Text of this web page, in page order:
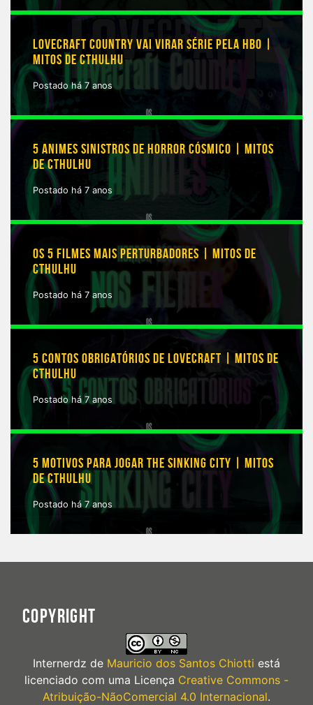
LOVECRAFT COUNTRY VAI VIRAR SÉRIE PELA HBO |
MITOS DE CTHULHU
Postado há 7 anos
5 ANIMES SINISTROS DE HORROR CÓSMICO | MITOS
DE CTHULHU
Postado há 7 anos
OS 5 FILMES MAIS PERTURBADORES | MITOS DE
CTHULHU
Postado há 7 anos
5 CONTOS OBRIGATÓRIOS DE LOVECRAFT | MITOS DE
CTHULHU
Postado há 7 anos
5 MOTIVOS PARA JOGAR THE SINKING CITY | MITOS
DE CTHULHU
Postado há 7 anos
COPYRIGHT
Internerdz de Mauricio dos Santos Chiotti está
licenciado com uma Licença Creative Commons -
Atribuição-NãoComercial 4.0 Internacional.